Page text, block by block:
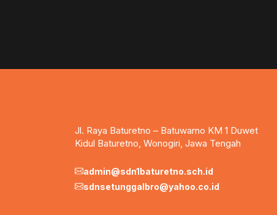
Jl. Raya Baturetno – Batuwarno KM 1 Duwet
Kidul Baturetno, Wonogiri, Jawa Tengah
admin@sdn1baturetno.sch.id
sdnsetunggalbro@yahoo.co.id